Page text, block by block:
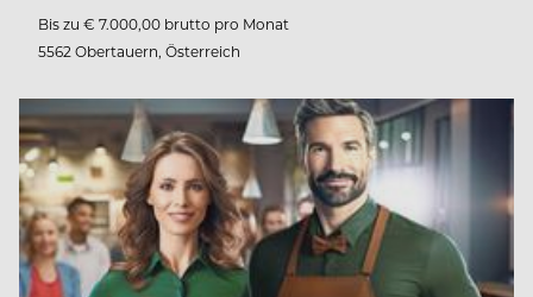
Bis zu € 7.000,00 brutto pro Monat
5562 Obertauern, Österreich